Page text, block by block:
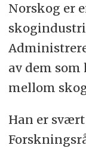
Norskog er
av dem
mellom
Han er